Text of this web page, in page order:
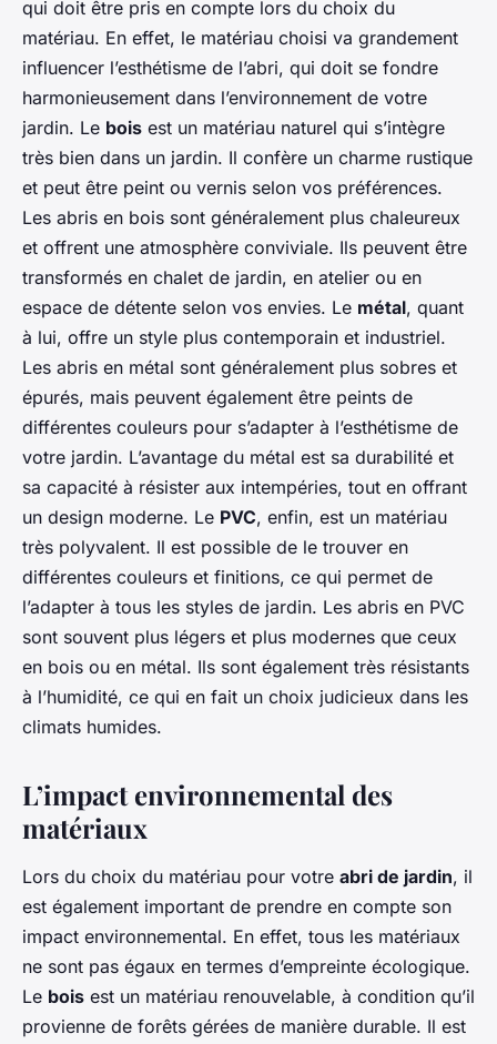
qui doit être pris en compte lors du choix du
matériau. En effet, le matériau choisi va grandement
influencer l’esthétisme de l’abri, qui doit se fondre
harmonieusement dans l’environnement de votre
jardin. Le bois est un matériau naturel qui s’intègre
très bien dans un jardin. Il confère un charme rustique
et peut être peint ou vernis selon vos préférences.
Les abris en bois sont généralement plus chaleureux
et offrent une atmosphère conviviale. Ils peuvent être
transformés en chalet de jardin, en atelier ou en
espace de détente selon vos envies. Le métal, quant
à lui, offre un style plus contemporain et industriel.
Les abris en métal sont généralement plus sobres et
épurés, mais peuvent également être peints de
différentes couleurs pour s’adapter à l’esthétisme de
votre jardin. L’avantage du métal est sa durabilité et
sa capacité à résister aux intempéries, tout en offrant
un design moderne. Le PVC, enfin, est un matériau
très polyvalent. Il est possible de le trouver en
différentes couleurs et finitions, ce qui permet de
l’adapter à tous les styles de jardin. Les abris en PVC
sont souvent plus légers et plus modernes que ceux
en bois ou en métal. Ils sont également très résistants
à l’humidité, ce qui en fait un choix judicieux dans les
climats humides.
L’impact environnemental des
matériaux
Lors du choix du matériau pour votre abri de jardin, il
est également important de prendre en compte son
impact environnemental. En effet, tous les matériaux
ne sont pas égaux en termes d’empreinte écologique.
Le bois est un matériau renouvelable, à condition qu’il
provienne de forêts gérées de manière durable. Il est